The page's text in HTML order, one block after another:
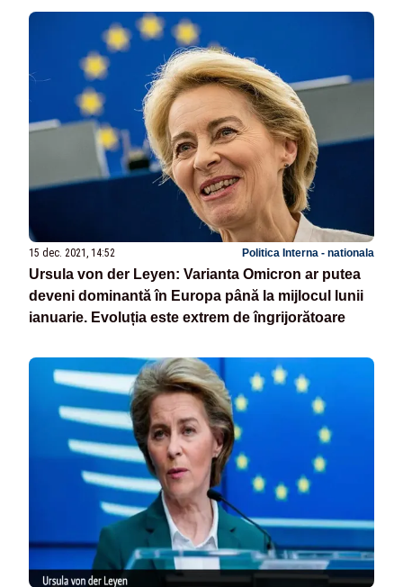
15 dec. 2021, 14:52 Politica Interna - nationala
Ursula von der Leyen: Varianta Omicron ar putea
deveni dominantă în Europa până la mijlocul lunii
ianuarie. Evoluția este extrem de îngrijorătoare